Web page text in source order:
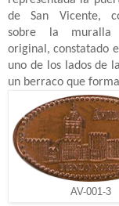
de San Vicente,
sobre la muralla
original, constatado
uno de los lados de
un berraco que
AV-001-3